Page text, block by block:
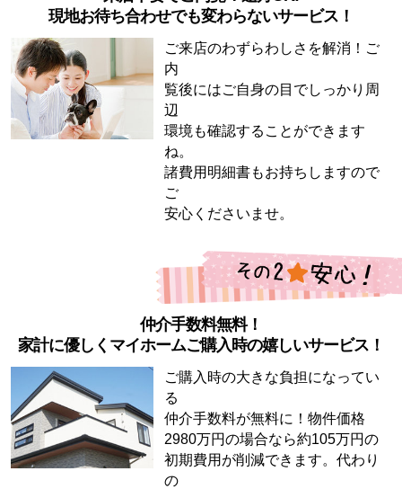
現地お待ち合わせでも変わらないサービス！
ご来店のわずらわしさを解消！ご
内
覧後にはご自身の目でしっかり周
辺
環境も確認することができます
ね。
諸費用明細書もお持ちしますので
ご
安心くださいませ。
仲介手数料無料！
家計に優しくマイホームご購入時の嬉しいサービス！
ご購入時の大きな負担になってい
る
仲介手数料が無料に！物件価格
2980万円の場合なら約105万円の
初期費用が削減できます。代わり
の